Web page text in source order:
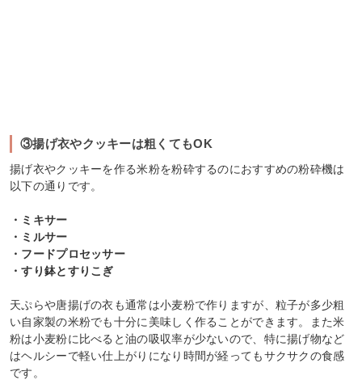
③揚げ衣やクッキーは粗くてもOK
揚げ衣やクッキーを作る米粉を粉砕するのにおすすめの粉砕機は
以下の通りです。
・ミキサー
・ミルサー
・フードプロセッサー
・すり鉢とすりこぎ
天ぷらや唐揚げの衣も通常は小麦粉で作りますが、粒子が多少粗
い自家製の米粉でも十分に美味しく作ることができます。また米
粉は小麦粉に比べると油の吸収率が少ないので、特に揚げ物など
はヘルシーで軽い仕上がりになり時間が経ってもサクサクの食感
です。